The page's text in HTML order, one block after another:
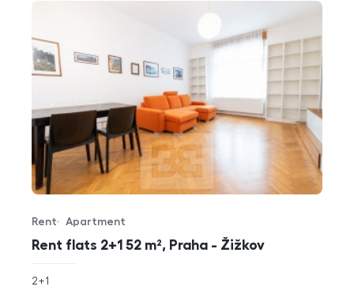
Rent flats 2+1 52 m², Praha - Žižkov
Offer type
Rent
Property type
Apartment
rozměry
2+1